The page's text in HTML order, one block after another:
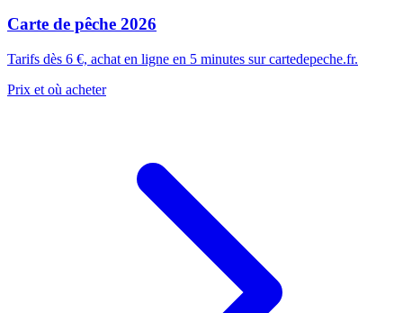
Carte de pêche 2026
Tarifs dès 6 €, achat en ligne en 5 minutes sur cartedepeche.fr.
Prix et où acheter